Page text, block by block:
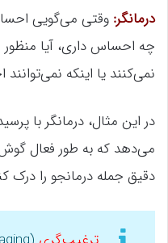
درمانگر: وقتی می‌گویی
چه احساس داری، آیا
نمی‌کنند یا اینکه
در این مثال، درمانگر با
می‌دهد که به طور فعال
دقیق جمله درمانجو را درک